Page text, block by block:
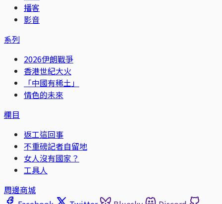
播客
影音
系列
2026伊朗戰爭
香港世紀大火
「中國有稀土」
情色的未來
欄目
返工這回事
不重磅記者自留地
女人沒有國家？
工具人
周邊商城